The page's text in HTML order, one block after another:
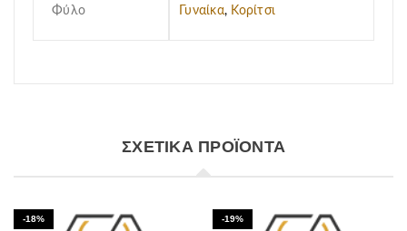
Φύλο Γυναίκα, Κορίτσι
ΣΧΕΤΙΚΆ ΠΡΟΪΌΝΤΑ
-18% -19%